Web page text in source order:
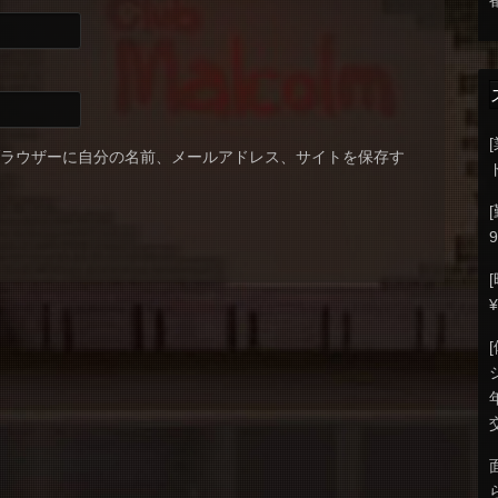
ウザーに自分の名前、メールアドレス、サイトを保存す
[
[
[
[